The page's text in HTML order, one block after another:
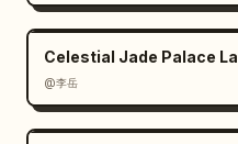
Celestial Jade Palace
@李岳